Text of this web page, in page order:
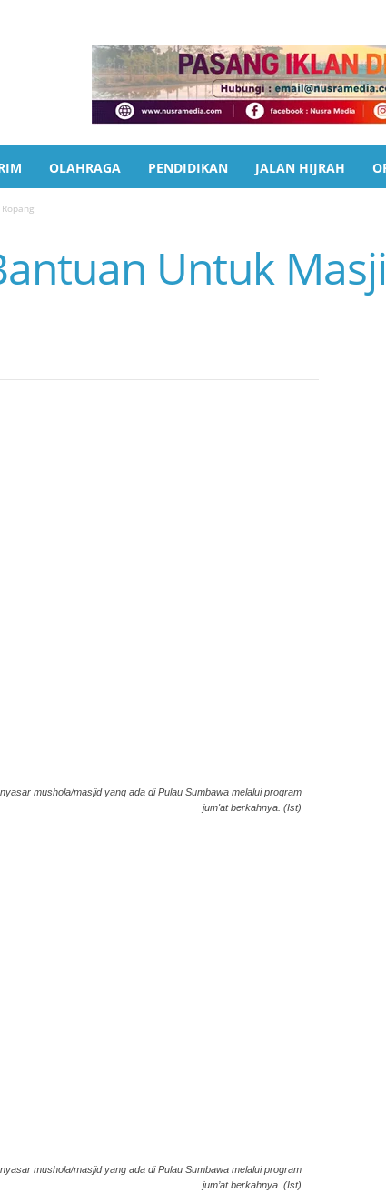
OLAHRAGA PENDIDIKAN JALAN HIJRAH
Untuk
mushola/masjid yang ada di Pulau Sumbawa melalui program
jum'at berkahnya. (Ist)
mushola/masjid yang ada di Pulau Sumbawa melalui program
jum’at berkahnya. (Ist)